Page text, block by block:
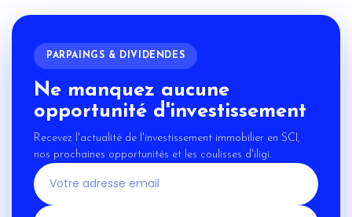
PARPAINGS & DIVIDENDES
Ne manquez aucune
opportunité d'investissement
Recevez l'actualité de l'investissement immobilier en SCI,
nos prochaines opportunités et les coulisses d'iligi.